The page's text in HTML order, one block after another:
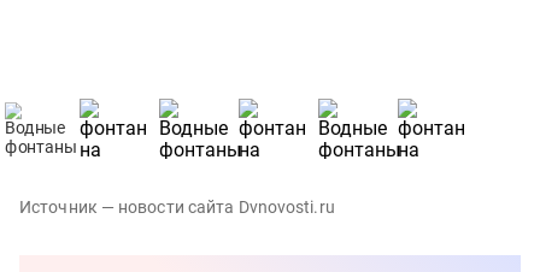
Источник — новости сайта Dvnovosti.ru